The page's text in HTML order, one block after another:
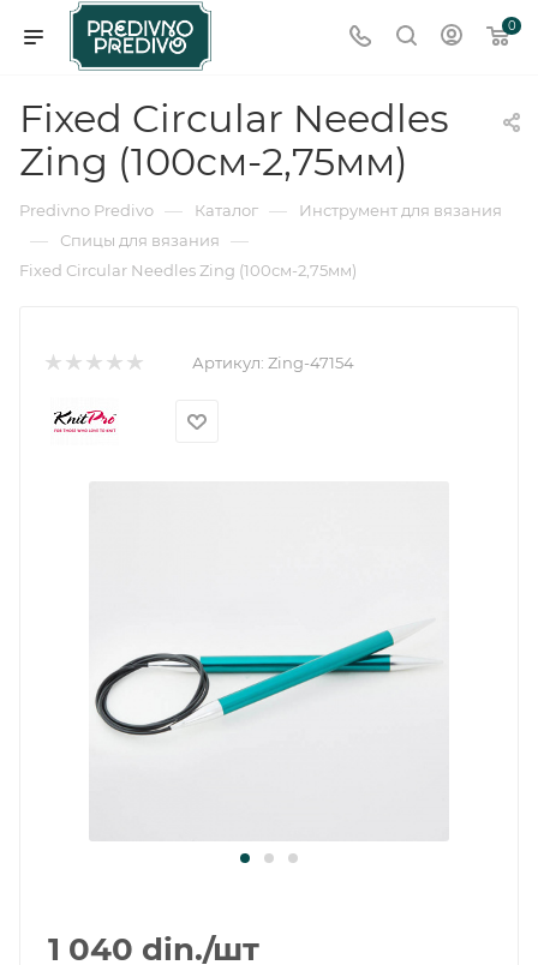
0
Fixed Circular Needles
Zing (100см-2,75мм)
Predivno Predivo — Каталог — Инструмент для вязания
— Спицы для вязания —
Fixed Circular Needles Zing (100см-2,75мм)
Артикул: Zing-47154
1 040 din./шт